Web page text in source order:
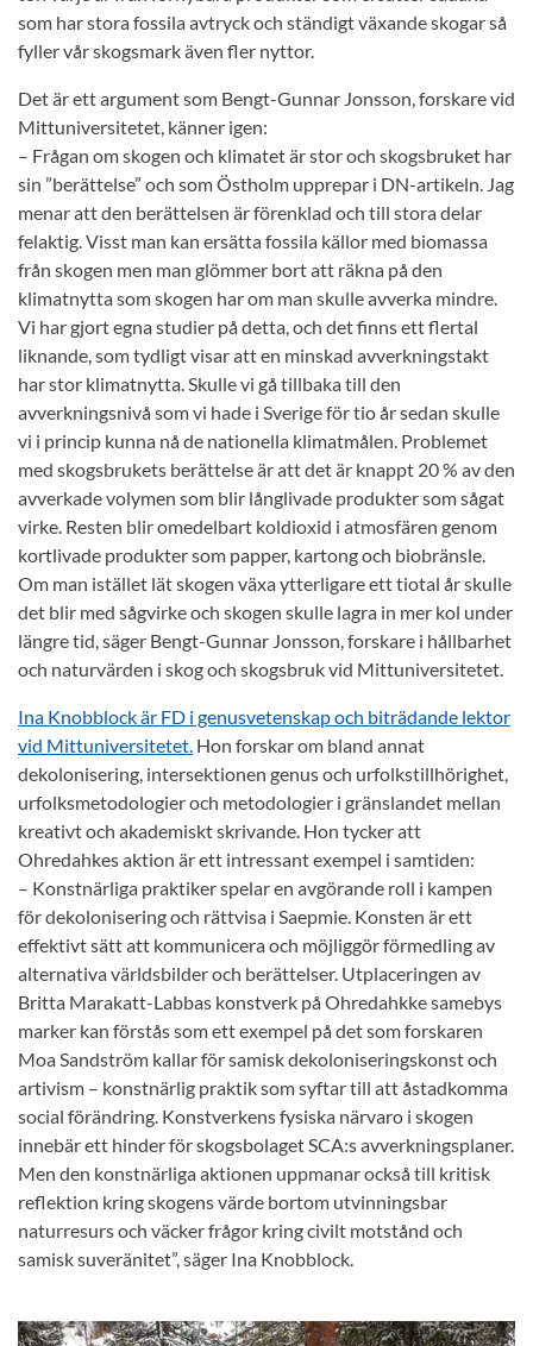
som har stora fossila avtryck och ständigt växande skogar så
fyller vår skogsmark även fler nyttor.
Det är ett argument som Bengt-Gunnar Jonsson, forskare vid
Mittuniversitetet, känner igen:
– Frågan om skogen och klimatet är stor och skogsbruket har
sin ”berättelse” och som Östholm upprepar i DN-artikeln. Jag
menar att den berättelsen är förenklad och till stora delar
felaktig. Visst man kan ersätta fossila källor med biomassa
från skogen men man glömmer bort att räkna på den
klimatnytta som skogen har om man skulle avverka mindre.
Vi har gjort egna studier på detta, och det finns ett flertal
liknande, som tydligt visar att en minskad avverkningstakt
har stor klimatnytta. Skulle vi gå tillbaka till den
avverkningsnivå som vi hade i Sverige för tio år sedan skulle
vi i princip kunna nå de nationella klimatmålen. Problemet
med skogsbrukets berättelse är att det är knappt 20 % av den
avverkade volymen som blir långlivade produkter som sågat
virke. Resten blir omedelbart koldioxid i atmosfären genom
kortlivade produkter som papper, kartong och biobränsle.
Om man istället lät skogen växa ytterligare ett tiotal år skulle
det blir med sågvirke och skogen skulle lagra in mer kol under
längre tid, säger Bengt-Gunnar Jonsson, forskare i hållbarhet
och naturvärden i skog och skogsbruk vid Mittuniversitetet.
Ina Knobblock är FD i genusvetenskap och biträdande lektor
vid Mittuniversitetet. Hon forskar om bland annat
dekolonisering, intersektionen genus och urfolkstillhörighet,
urfolksmetodologier och metodologier i gränslandet mellan
kreativt och akademiskt skrivande. Hon tycker att
Ohredahkes aktion är ett intressant exempel i samtiden:
– Konstnärliga praktiker spelar en avgörande roll i kampen
för dekolonisering och rättvisa i Saepmie. Konsten är ett
effektivt sätt att kommunicera och möjliggör förmedling av
alternativa världsbilder och berättelser. Utplaceringen av
Britta Marakatt-Labbas konstverk på Ohredahkke samebys
marker kan förstås som ett exempel på det som forskaren
Moa Sandström kallar för samisk dekoloniseringskonst och
artivism – konstnärlig praktik som syftar till att åstadkomma
social förändring. Konstverkens fysiska närvaro i skogen
innebär ett hinder för skogsbolaget SCA:s avverkningsplaner.
Men den konstnärliga aktionen uppmanar också till kritisk
reflektion kring skogens värde bortom utvinningsbar
naturresurs och väcker frågor kring civilt motstånd och
samisk suveränitet”, säger Ina Knobblock.